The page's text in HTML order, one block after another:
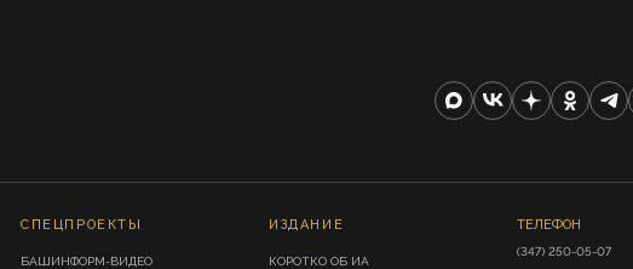
СПЕЦПРОЕКТЫ
БАШИНФОРМ-ВИДЕО
ИЗДАНИЕ
КОРОТКО ОБ ИА
ТЕЛЕФОН
(347) 250-05-07